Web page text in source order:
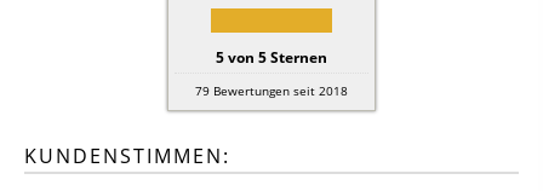
5von 5Sternen
79 Bewertungen seit 2018
KUNDENSTIMMEN: